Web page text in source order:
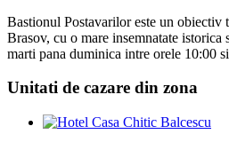
Bastionul Postavarilor este un
Brasov, cu o mare insemnatate istorica
marti pana duminica intre orele 10:00
Unitati de cazare din zona